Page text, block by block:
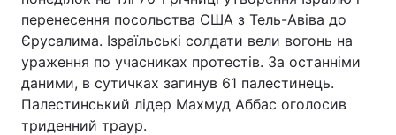
перенесення посольства США з Тель-Авіва до
Єрусалима. Ізраїльські солдати вели вогонь на
ураження по учасниках протестів. За останніми
даними, в сутичках загинув 61 палестинець.
Палестинський лідер Махмуд Аббас оголосив
триденний траур.